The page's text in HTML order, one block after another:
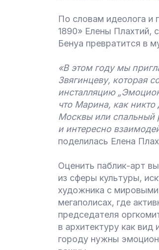
По словам идеолога и
1890» Елены Плахтий,
Бенуа превратится в
«В этом году мы
Звягинцеву, которая
инсталляцию
что Марина, как никто
Москвы или спальный
и интересно
поделилась Елена
Оценить паблик-арт
из сферы культуры,
художника с мировыми
мегаполисах, где
председателя
в архитектуру как
городу нужны